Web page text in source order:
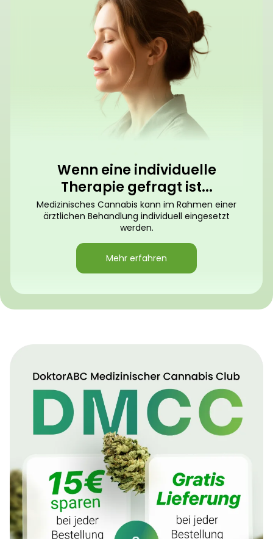
Wenn eine individuelle
Therapie gefragt ist...
Medizinisches Cannabis kann im Rahmen einer
ärztlichen Behandlung individuell eingesetzt
werden.
Mehr erfahren